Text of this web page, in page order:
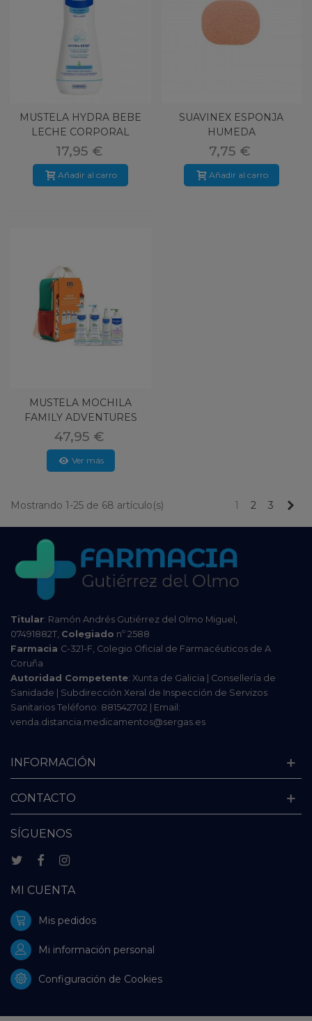
MUSTELA HYDRA BEBE
LECHE CORPORAL
750ML
17,95 €
Añadir al carro
SUAVINEX ESPONJA
HUMEDA
7,75 €
Añadir al carro
MUSTELA MOCHILA
FAMILY ADVENTURES
TERRACOTA
47,95 €
Ver más
Mostrando 1-25 de 68 artículo(s) 1 2 3
Titular: Ramón Andrés Gutiérrez del Olmo Miguel,
07491882T, Colegiado nº 2588
Farmacia C-321-F, Colegio Oficial de Farmacéuticos de A
Coruña
Autoridad Competente: Xunta de Galicia | Consellería de
Sanidade | Subdirección Xeral de Inspección de Servizos
Sanitarios Teléfono: 881542702 | Email:
venda.distancia.medicamentos@sergas.es
INFORMACIÓN
CONTACTO
SÍGUENOS
MI CUENTA
Mis pedidos
Mi información personal
Configuración de Cookies